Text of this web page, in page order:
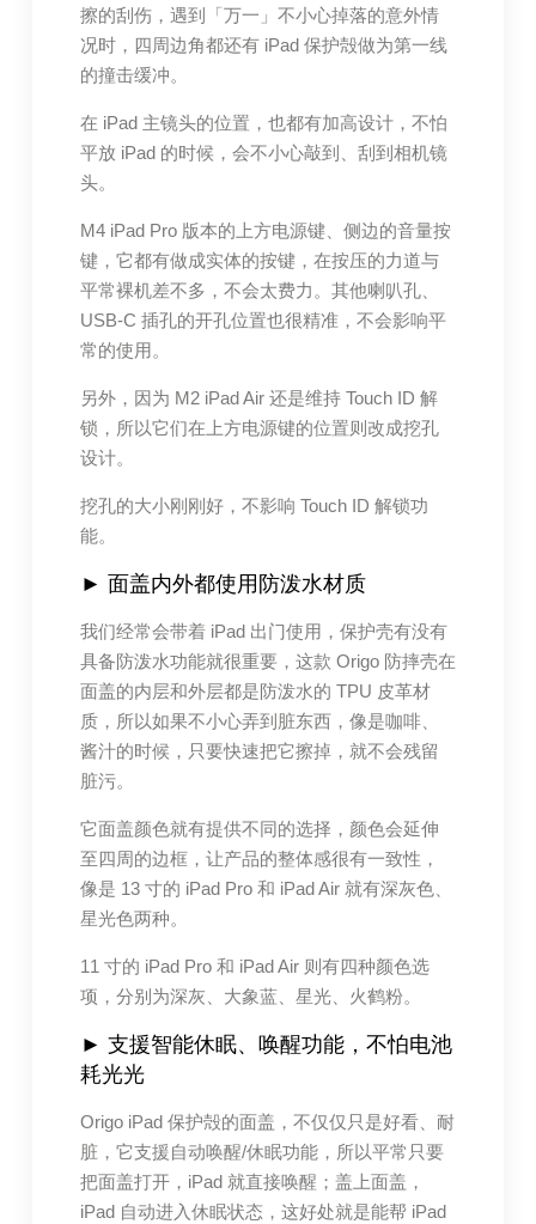
擦的刮伤，遇到「万一」不小心掉落的意外情
况时，四周边角都还有 iPad 保护殻做为第一线
的撞击缓冲。
在 iPad 主镜头的位置，也都有加高设计，不怕
平放 iPad 的时候，会不小心敲到、刮到相机镜
头。
M4 iPad Pro 版本的上方电源键、侧边的音量按
键，它都有做成实体的按键，在按压的力道与
平常裸机差不多，不会太费力。其他喇叭孔、
USB-C 插孔的开孔位置也很精准，不会影响平
常的使用。
另外，因为 M2 iPad Air 还是维持 Touch ID 解
锁，所以它们在上方电源键的位置则改成挖孔
设计。
挖孔的大小刚刚好，不影响 Touch ID 解锁功
能。
► 面盖内外都使用防泼水材质
我们经常会带着 iPad 出门使用，保护壳有没有
具备防泼水功能就很重要，这款 Origo 防摔壳在
面盖的内层和外层都是防泼水的 TPU 皮革材
质，所以如果不小心弄到脏东西，像是咖啡、
酱汁的时候，只要快速把它擦掉，就不会残留
脏污。
它面盖颜色就有提供不同的选择，颜色会延伸
至四周的边框，让产品的整体感很有一致性，
像是 13 寸的 iPad Pro 和 iPad Air 就有深灰色、
星光色两种。
11 寸的 iPad Pro 和 iPad Air 则有四种颜色选
项，分别为深灰、大象蓝、星光、火鹤粉。
► 支援智能休眠、唤醒功能，不怕电池
耗光光
Origo iPad 保护殻的面盖，不仅仅只是好看、耐
脏，它支援自动唤醒/休眠功能，所以平常只要
把面盖打开，iPad 就直接唤醒；盖上面盖，
iPad 自动进入休眠状态，这好处就是能帮 iPad